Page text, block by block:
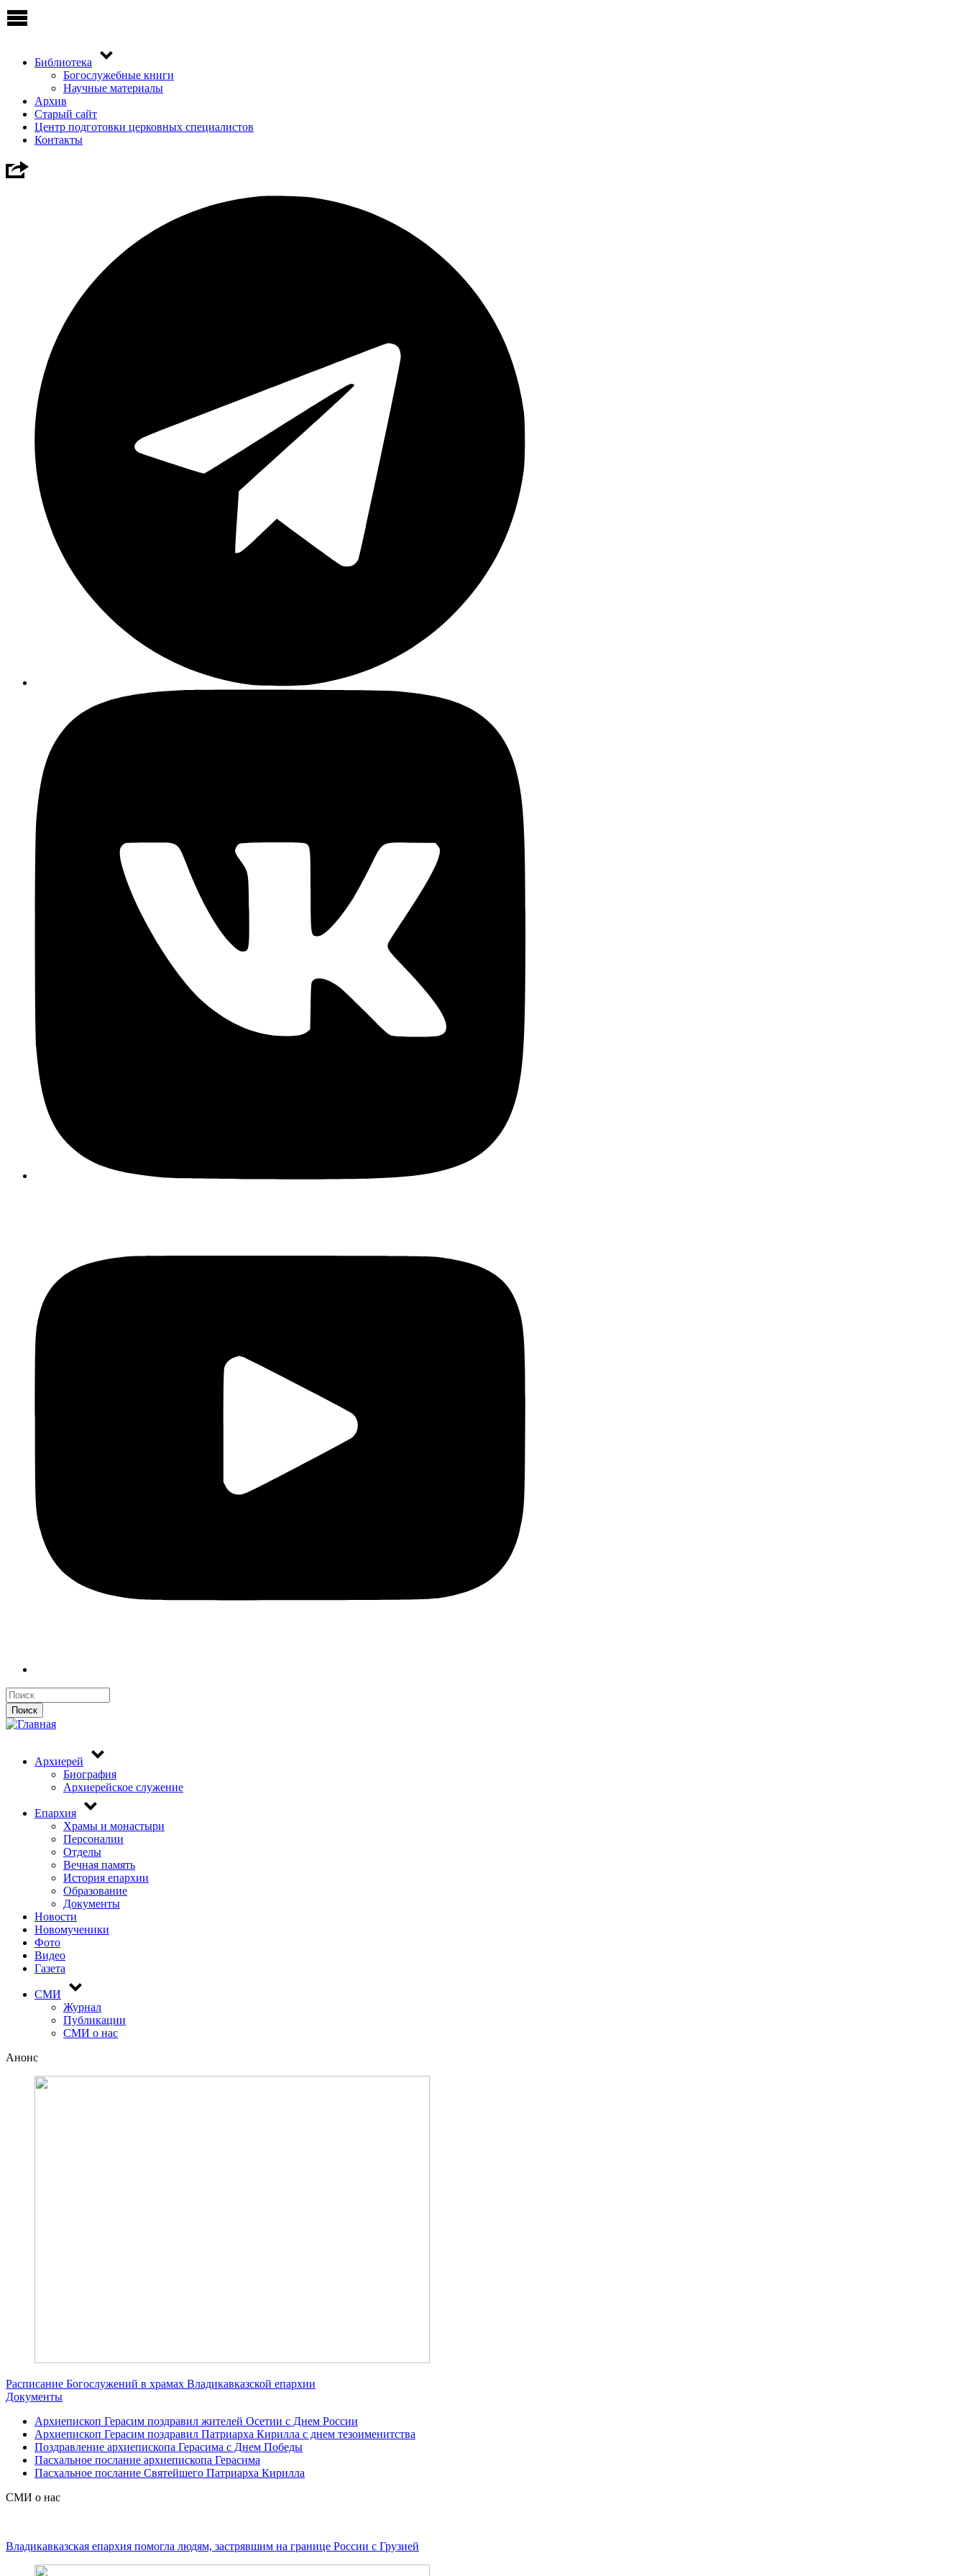
Библиотека
Богослужебные книги
Научные материалы
Архив
Старый сайт
Центр подготовки церковных специалистов
Контакты
Поиск
Поиск
Архиерей
Биография
Архиерейское служение
Епархия
Храмы и монастыри
Персоналии
Отделы
Вечная память
История епархии
Образование
Документы
Новости
Новомученики
Фото
Видео
Газета
СМИ
Журнал
Публикации
СМИ о нас
Анонс
Расписание Богослужений в храмах Владикавказской епархии
Документы
Архиепископ Герасим поздравил жителей Осетии с Днем России
Архиепископ Герасим поздравил Патриарха Кирилла с днем тезоименитства
Поздравление архиепископа Герасима с Днем Победы
Пасхальное послание архиепископа Герасима
Пасхальное послание Святейшего Патриарха Кирилла
СМИ о нас
Владикавказская епархия помогла людям, застрявшим на границе России с Грузией